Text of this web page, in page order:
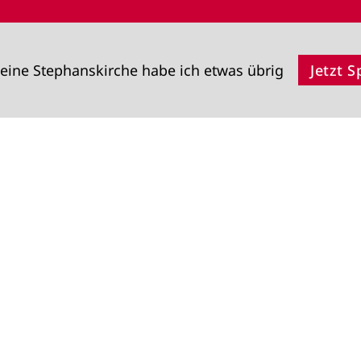
Stephanskirche habe ich etwas übrig Jetzt